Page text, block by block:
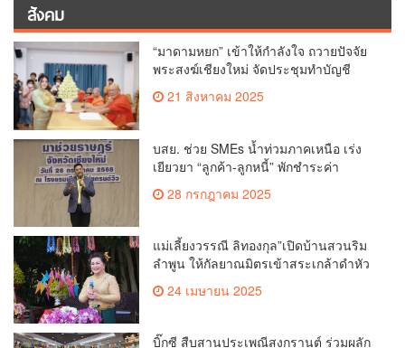
สังคม
“มาดามหยก” เข้าให้กำลังใจ ถวายปัจจัย
พระสงฆ์เชียงใหม่ จัดประชุมทำบัญชี
รายรับรายจ่ายของวัด กว่า 300 รูป ที่วัด
สวนดอก
21 สิงหาคม 2025
บสย. ช่วย SMEs น้ำท่วมภาคเหนือ เร่ง
เยียวยา “ลูกค้า-ลูกหนี้” พักชำระค่า
28 กรกฎาคม 2025
แม่เลี้ยงวรรณี ลิทองกุล”เปิดบ้านสวนริม
ลำพูน ให้กัลยาณมิตรเข้าสระเกล้าดำหัว
เพื่อสืบสาน อนุรักษ์ประเพณีอันดีงามที่
24 เมษายน 2025
บิ๊กซี สืบสานประเพณีสงกรานต์ ร่วมผลัก